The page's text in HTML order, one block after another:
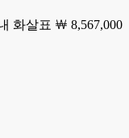
￦ 8,567,000